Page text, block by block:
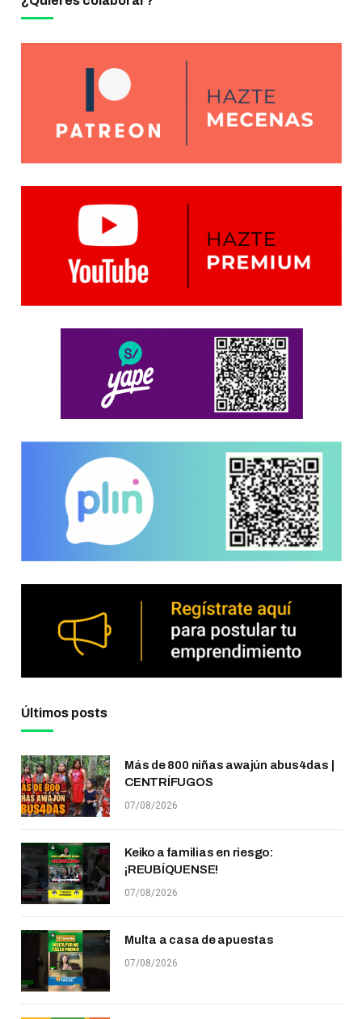
Últimos posts
Más de 800 niñas awajún abus4das |
CENTRÍFUGOS
07/08/2026
Keiko a familias en riesgo:
¡REUBÍQUENSE!
07/08/2026
Multa a casa de apuestas
07/08/2026